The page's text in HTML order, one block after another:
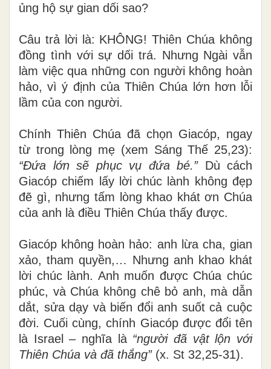
ủng hộ sự gian dối sao?
Câu trả lời là: KHÔNG! Thiên Chúa không
đồng tình với sự dối trá. Nhưng Ngài vẫn
làm việc qua những con người không hoàn
hảo, vì ý định của Thiên Chúa lớn hơn lỗi
lầm của con người.
Chính Thiên Chúa đã chọn Giacóp, ngay
từ trong lòng mẹ (xem Sáng Thế 25,23):
“Đứa lớn sẽ phục vụ đứa bé.”Dù cách
Giacóp chiếm lấy lời chúc lành không đẹp
đẽ gì, nhưng tấm lòng khao khát ơn Chúa
của anh là điều Thiên Chúa thấy được.
Giacóp không hoàn hảo: anh lừa cha, gian
xảo, tham quyền,… Nhưng anh khao khát
lời chúc lành. Anh muốn được Chúa chúc
phúc, và Chúa không chê bỏ anh, mà dẫn
dắt, sửa dạy và biến đổi anh suốt cả cuộc
đời. Cuối cùng, chính Giacóp được đổi tên
là Israel – nghĩa là “người đã vật lộn với
Thiên Chúa và đã thắng”(x. St 32,25-31).